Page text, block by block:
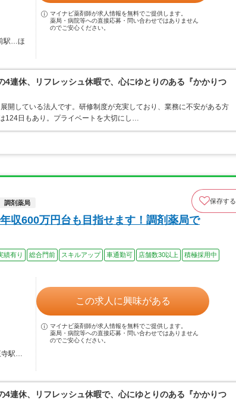
駅…ほ
マイナビ薬剤師が求人情報を無料でご提供します。
薬局・病院等への直接応募・問い合わせではありません
のでご安心ください。
連休、リフレッシュ休暇で、心にゆとりのある『かかりつ
開している法人です。研修制度が充実しており、業務に不安がある方
124日もあり。プライベートを大切にし…
調剤薬局 保存する
収600万円台も目指せます！調剤薬局で
績有り 総合門前 スキルアップ 車通勤可 店舗数30以上
積極採用中
寺駅…
この求人に興味がある
マイナビ薬剤師が求人情報を無料でご提供します。
薬局・病院等への直接応募・問い合わせではありません
のでご安心ください。
連休、リフレッシュ休暇で、心にゆとりのある『かかりつ